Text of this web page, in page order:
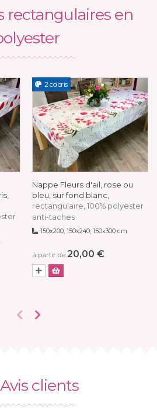
rectangulaires en
2 coloris
Nappe Fleurs d'ail, rose ou
bleu, sur fond blanc,
rectangulaire, 100% polyester
anti-taches
150x200, 150x240, 150x300 cm
à partir de 20,00 €
Avis clients